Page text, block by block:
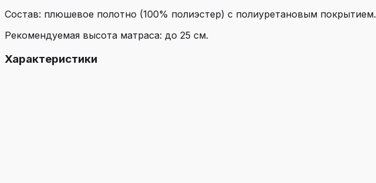
Состав: плюшевое полотно (100% полиэстер) с полиуретановым покрытием.
Рекомендуемая высота матраса: до 25 см.
Характеристики